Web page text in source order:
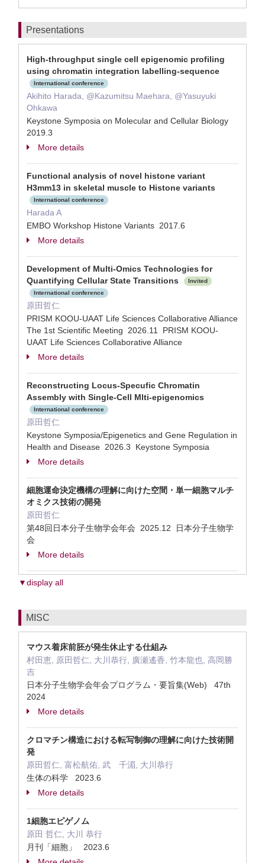
Presentations
High-throughput single cell epigenomic profiling
using chromatin integration labelling-sequence
International conference
Akihito Harada, @Kazumitsu Maehara, @Yasuyuki
Ohkawa
Keystone Symposia on Molecular and Cellular Biology
2019.3
More details
Functional analysis of novel histone variant
H3mm13 in skeletal muscle to Histone variants
International conference
Harada A
EMBO Workshop Histone Variants 2017.6
More details
Development of Multi-Omics Technologies for
Quantifying Cellular State Transitions
Invited
International conference
原田哲仁
PRISM KOOU-UAAT Life Sciences Collaborative Alliance
The 1st Scientific Meeting 2026.11 PRISM KOOU-
UAAT Life Sciences Collaborative Alliance
More details
Reconstructing Locus-Specufic Chromatin
Assembly with Single-Cell Mlti-epigenomics
International conference
原田哲仁
Keystone Symposia/Epigenetics and Gene Regulation in
Health and Disease 2026.3 Keystone Symposia
More details
細胞運命決定機構の理解に向けた空間・単一細胞マルチ
オミクス技術の開発
原田哲仁
第48回日本分子生物学会年会 2025.12 日本分子生物学
会
More details
▼display all
MISC
マウス着床前胚が発生休止する仕組み
村田恵, 原田哲仁, 大川恭行, 廣瀬遙香, 竹本龍也, 高岡勝
吉
日本分子生物学会年会プログラム・要旨集(Web) 47th
2024
More details
クロマチン構造における転写制御の理解に向けた技術開
発
原田哲仁, 富松航佑, 武 千湄, 大川恭行
生体の科学 2023.6
More details
1細胞エピゲノム
原田 哲仁, 大川 恭行
月刊「細胞」 2023.6